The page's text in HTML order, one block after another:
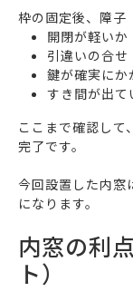
枠の固定後、障子
開閉が軽いか
引違いの合
鍵が確実にか
すき間が出て
ここまで確認して
完了です。
今回設置した内
になります。
内窓の利
ト）